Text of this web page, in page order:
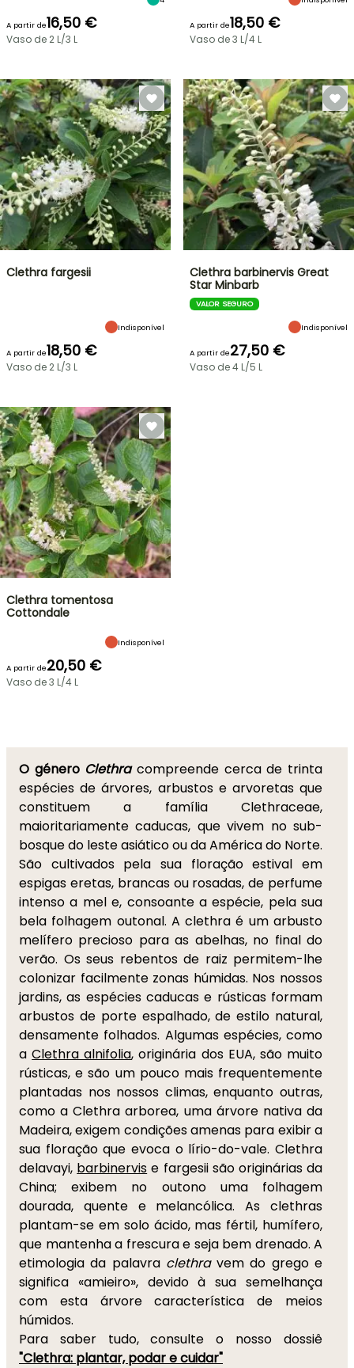
A partir de16,50 €
Vaso de 2 L/3 L
A partir de18,50 €
Vaso de 3 L/4 L
Clethra fargesii
Indisponível
A partir de18,50 €
Vaso de 2 L/3 L
Clethra barbinervis Great
Star Minbarb
VALOR SEGURO
Indisponível
A partir de27,50 €
Vaso de 4 L/5 L
Clethra tomentosa
Cottondale
Indisponível
A partir de20,50 €
Vaso de 3 L/4 L
O género Clethra compreende cerca de trinta
espécies de árvores, arbustos e arvoretas que
constituem a família Clethraceae,
maioritariamente caducas, que vivem no sub-
bosque do leste asiático ou da América do Norte.
São cultivados pela sua floração estival em
espigas eretas, brancas ou rosadas, de perfume
intenso a mel e, consoante a espécie, pela sua
bela folhagem outonal. A clethra é um arbusto
melífero precioso para as abelhas, no final do
verão. Os seus rebentos de raiz permitem-lhe
colonizar facilmente zonas húmidas. Nos nossos
jardins, as espécies caducas e rústicas formam
arbustos de porte espalhado, de estilo natural,
densamente folhados. Algumas espécies, como
aClethra alnifolia, originária dos EUA, são muito
rústicas, e são um pouco mais frequentemente
plantadas nos nossos climas, enquanto outras,
como a Clethra arborea, uma árvore nativa da
Madeira, exigem condições amenas para exibir a
sua floração que evoca o lírio-do-vale. Clethra
delavayi, barbinervis e fargesii são originárias da
China; exibem no outono uma folhagem
dourada, quente e melancólica. As clethras
plantam-se em solo ácido, mas fértil, humífero,
que mantenha a frescura e seja bem drenado. A
etimologia da palavra clethravem do grego e
significa «amieiro», devido à sua semelhança
com esta árvore característica de meios
húmidos.
Para saber tudo, consulte o nosso dossiê
"Clethra: plantar, podar e cuidar"